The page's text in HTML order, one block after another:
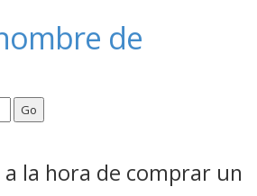
de
la hora de comprar un